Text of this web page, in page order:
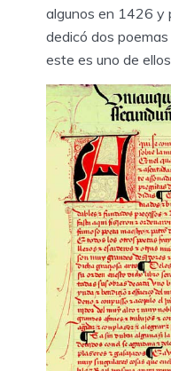
algunos en 1426 y
dedicó dos
este es uno de ellos.